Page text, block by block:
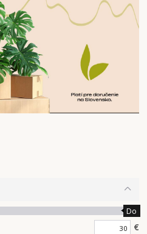
Do
€